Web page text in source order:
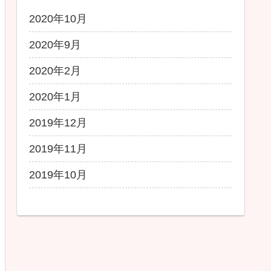
2020年10月
2020年9月
2020年2月
2020年1月
2019年12月
2019年11月
2019年10月